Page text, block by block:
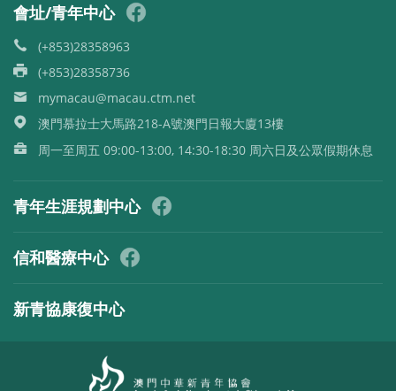
會址/青年中心
(+853)28358963
(+853)28358736
mymacau@macau.ctm.net
澳門慕拉士大馬路218-A號澳門日報大廈13樓
周一至周五 09:00-13:00, 14:30-18:30 周六日及公眾假期休息
青年生涯規劃中心
信和醫療中心
新青協康復中心